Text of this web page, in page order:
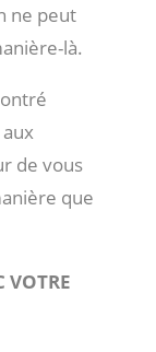
ne peut
là.
de vous
que
VOTRE